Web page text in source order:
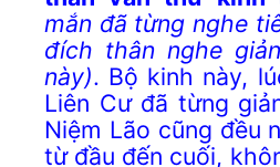
mắn đã từng nghe
đích thân nghe
này). Bộ kinh này,
Liên Cư đã từng
Niệm Lão cũng đều
từ đầu đến cuối,